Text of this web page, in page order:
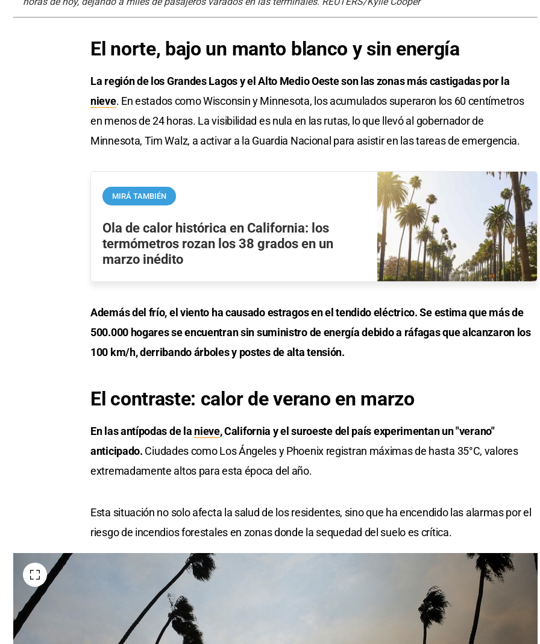
El norte, bajo un manto blanco y sin energía
La región de los Grandes Lagos y el Alto Medio Oeste son las zonas más castigadas por la
nieve. En estados como Wisconsin y Minnesota, los acumulados superaron los 60 centímetros
en menos de 24 horas. La visibilidad es nula en las rutas, lo que llevó al gobernador de
Minnesota, Tim Walz, a activar a la Guardia Nacional para asistir en las tareas de emergencia.
MIRÁ TAMBIÉN
Ola de calor histórica en California: los
termómetros rozan los 38 grados en un
marzo inédito
Además del frío, el viento ha causado estragos en el tendido eléctrico. Se estima que más de
500.000 hogares se encuentran sin suministro de energía debido a ráfagas que alcanzaron los
100 km/h, derribando árboles y postes de alta tensión.
El contraste: calor de verano en marzo
En las antípodas de la nieve, California y el suroeste del país experimentan un "verano"
anticipado. Ciudades como Los Ángeles y Phoenix registran máximas de hasta 35°C, valores
extremadamente altos para esta época del año.
Esta situación no solo afecta la salud de los residentes, sino que ha encendido las alarmas por el
riesgo de incendios forestales en zonas donde la sequedad del suelo es crítica.